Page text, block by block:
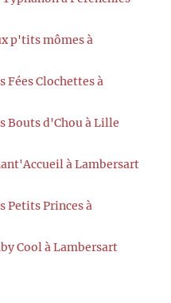
p'tits mômes à
Clochettes à
Bouts d'Chou à Lille
à Lambersart
Petits Princes à
Cool à Lambersart